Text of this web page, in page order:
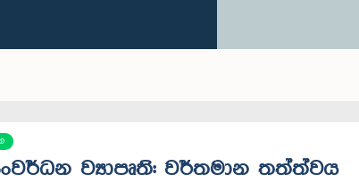
සංවර්ධන ව්‍යාපෘති: වර්තමාන තත්ත්වය